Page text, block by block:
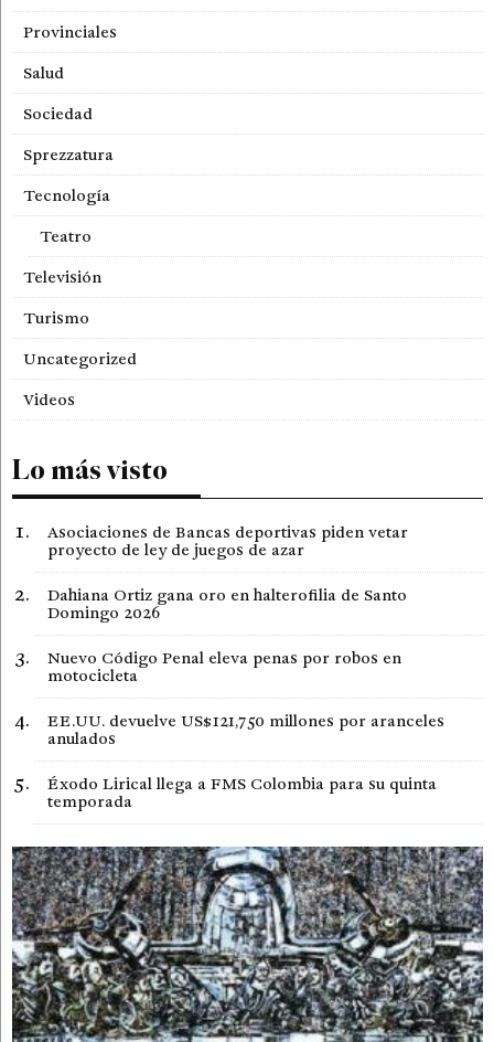
Provinciales
Salud
Sociedad
Sprezzatura
Tecnología
Teatro
Televisión
Turismo
Uncategorized
Videos
Lo más visto
Asociaciones de Bancas deportivas piden vetar
proyecto de ley de juegos de azar
Dahiana Ortiz gana oro en halterofilia de Santo
Domingo 2026
Nuevo Código Penal eleva penas por robos en
motocicleta
EE.UU. devuelve US$121,750 millones por aranceles
anulados
Éxodo Lirical llega a FMS Colombia para su quinta
temporada